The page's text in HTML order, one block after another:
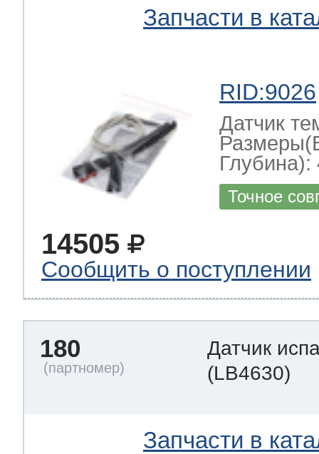
Запчасти в
RID:9026
Датчик
Глубина):
Точное
14505
Сообщить о поступлении
180
Датчик
(LB4630)
Запчасти в